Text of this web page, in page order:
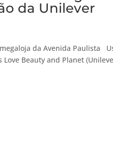
da Unilever
da Avenida Paulista
Beauty and Planet